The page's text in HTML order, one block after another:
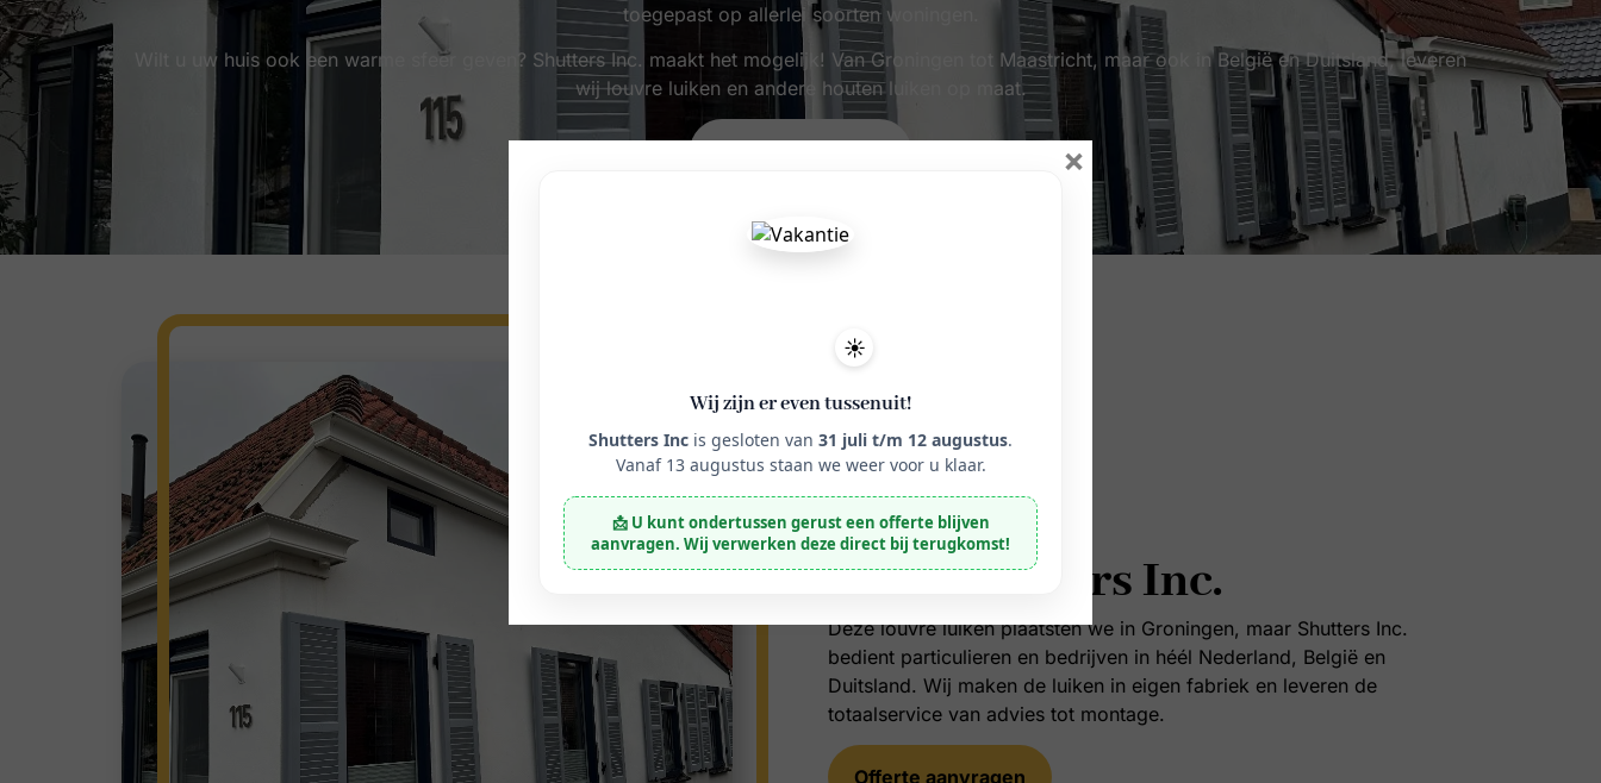
toegepast op allerlei soorten woningen.
Wilt u uw huis ook een warme sfeer geven? Shutters Inc. maakt het mogelijk! Van Groningen tot Maastricht, maar ook in België en Duitsland, leveren
wij louvre luiken en andere houten luiken op maat.
Over
Over Shutters Inc.
Deze louvre luiken plaatsten we in Groningen, maar Shutters Inc.
bedient particulieren en bedrijven in héél Nederland, België en
Duitsland. Wij maken de luiken in eigen fabriek en leveren de
totaalservice van advies tot montage.
Offerte aanvragen
☀️
Wij zijn er even tussenuit!
Shutters Inc is gesloten van 31 juli t/m 12 augustus.
Vanaf 13 augustus staan we weer voor u klaar.
📩 U kunt ondertussen gerust een offerte blijven
aanvragen. Wij verwerken deze direct bij terugkomst!
×